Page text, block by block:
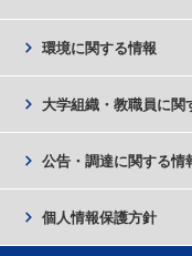
環境に関する情報
chevron_right
大学組織・教職員に関
chevron_right
公告・調達に関する情
chevron_right
個人情報保護方針
chevron_right